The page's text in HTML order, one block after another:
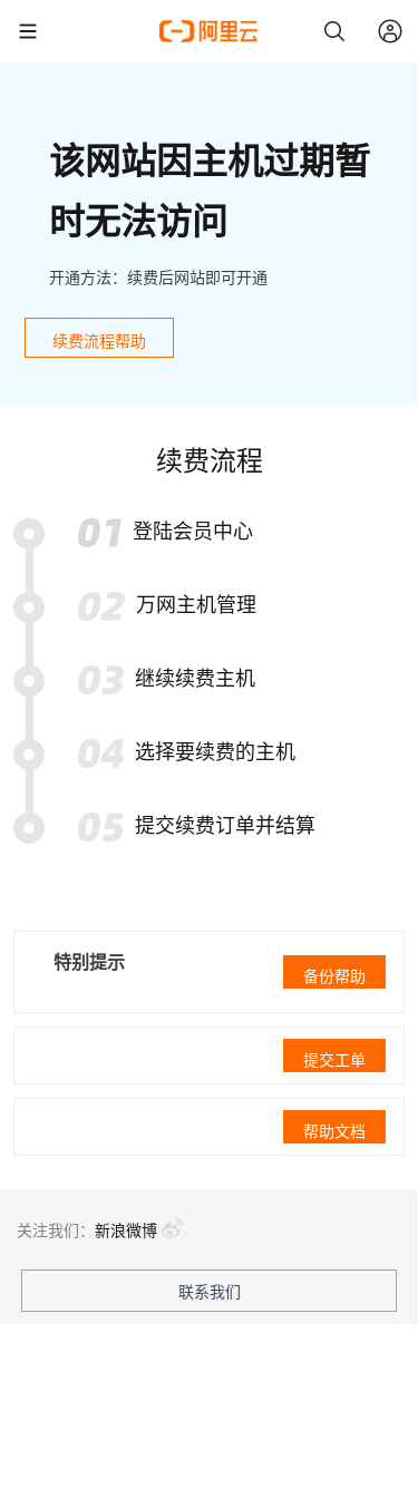
该网站因主机过期暂
时无法访问
开通方法：续费后网站即可开通
续费流程帮助
续费流程
登陆会员中心
万网主机管理
继续续费主机
选择要续费的主机
提交续费订单并结算
特别提示
备份帮助
提交工单
帮助文档